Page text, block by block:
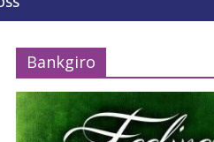
Bankgiro